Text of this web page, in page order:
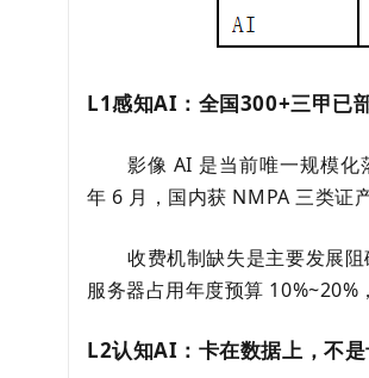
L1感知AI：全国300+三甲已
影像 AI 是当前唯一规模化
年 6 月，国内获 NMPA 三类证
收费机制缺失是主要发展
服务器占用年度预算 10%~20%
L2认知AI：卡在数据上，不